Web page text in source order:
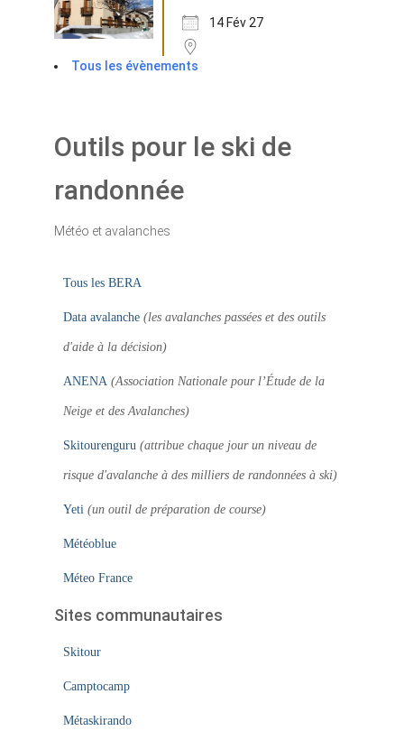
14 Fév 27
Tous les évènements
Outils pour le ski de
randonnée
Météo et avalanches
Tous les BERA
Data avalanche (les avalanches passées et des outils
d'aide à la décision)
ANENA (Association Nationale pour l’Étude de la
Neige et des Avalanches)
Skitourenguru (attribue chaque jour un niveau de
risque d'avalanche à des milliers de randonnées à ski)
Yeti (un outil de préparation de course)
Météoblue
Méteo France
Sites communautaires
Skitour
Camptocamp
Métaskirando